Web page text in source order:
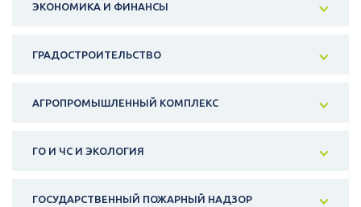
ЭКОНОМИКА И ФИНАНСЫ
ГРАДОСТРОИТЕЛЬСТВО
АГРОПРОМЫШЛЕННЫЙ КОМПЛЕКС
ГО И ЧС И ЭКОЛОГИЯ
ГОСУДАРСТВЕННЫЙ ПОЖАРНЫЙ НАДЗОР